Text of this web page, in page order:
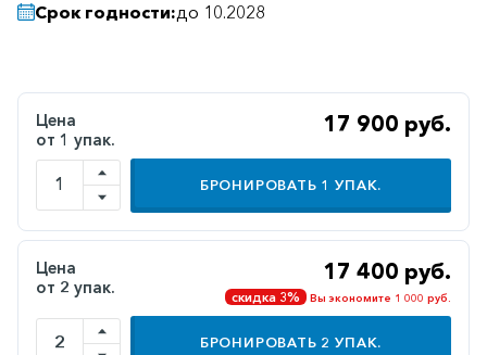
Диабетические
Желудочно-
кишечные
Иммунодепрессанты
Климактерические
Метаболизм
Срок годности:до 10.2028
Цена
от 1 упак.
17 900 руб.
БРОНИРОВАТЬ 1 УПАК.
Цена
от 2 упак.
17 400 руб.
скидка 3% Вы экономите 1 000 руб.
БРОНИРОВАТЬ 2 УПАК.